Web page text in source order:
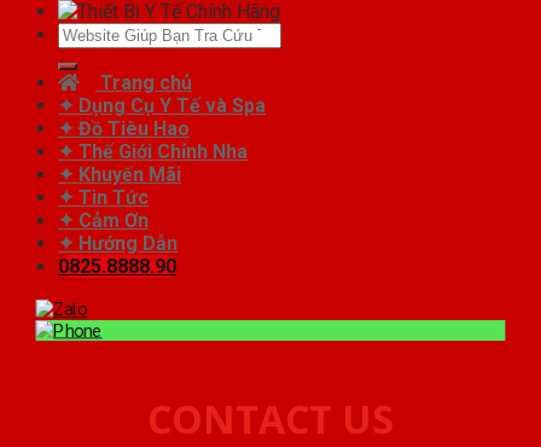
Tìm
kiếm:
Trang chủ
✦ Dụng Cụ Y Tế và Spa
✦ Đồ Tiêu Hao
✦ Thế Giới Chỉnh Nha
✦ Khuyến Mãi
✦ Tin Tức
✦ Cảm Ơn
✦ Hướng Dẫn
0825.8888.90
CONTACT US